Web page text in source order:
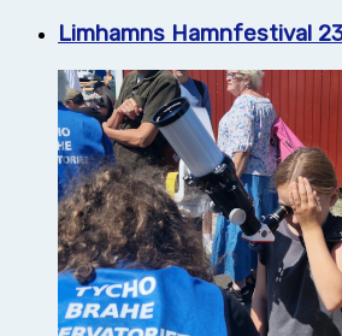
Limhamns Hamnfestival